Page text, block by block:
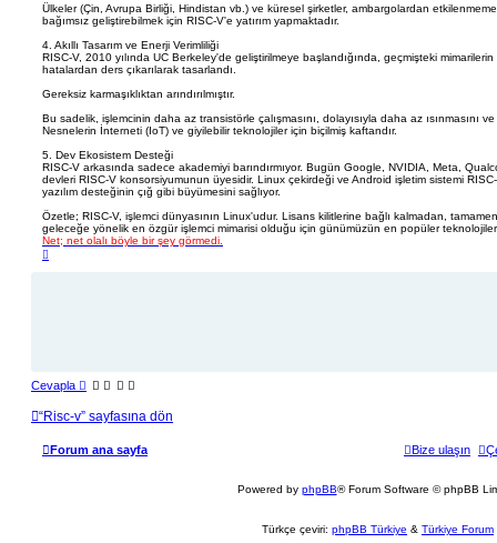
Ülkeler (Çin, Avrupa Birliği, Hindistan vb.) ve küresel şirketler, ambargolardan
bağımsız geliştirebilmek için RISC-V'e yatırım yapmaktadır.
4. Akıllı Tasarım ve Enerji Verimliliği
RISC-V, 2010 yılında UC Berkeley'de geliştirilmeye başlandığında, geçmişteki
hatalardan ders çıkarılarak tasarlandı.
Gereksiz karmaşıklıktan arındırılmıştır.
Bu sadelik, işlemcinin daha az transistörle çalışmasını, dolayısıyla daha az ısınmasını
Nesnelerin İnterneti (IoT) ve giyilebilir teknolojiler için biçilmiş kaftandır.
5. Dev Ekosistem Desteği
RISC-V arkasında sadece akademiyi barındırmıyor. Bugün Google, NVIDIA, Meta,
devleri RISC-V konsorsiyumunun üyesidir. Linux çekirdeği ve Android işletim sistemi
yazılım desteğinin çığ gibi büyümesini sağlıyor.
Özetle; RISC-V, işlemci dünyasının Linux'udur. Lisans kilitlerine bağlı kalmadan,
geleceğe yönelik en özgür işlemci mimarisi olduğu için günümüzün en popüler
Net; net olalı böyle bir şey görmedi.
a
Cevapla
H
l
-
“Risc-v” sayfasına dön
Forum ana sayfa Bize ulaşın
Powered by phpBB® Forum Software © phpBB
Türkçe çeviri: phpBB Türkiye & Türkiye Forum